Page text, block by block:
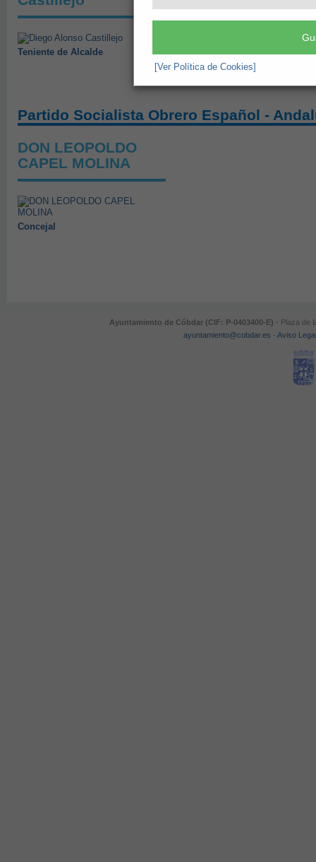
[Ver Política de Cookies]
Teniente de Alcalde Concejal
Partido Socialista Obrero Español -
DON LEOPOLDO
CAPEL MOLINA
Concejal
Ayuntamiento de Cóbdar (CIF: P-0403400-E) - Plaza de
ayuntamiento@cobdar.es -Aviso